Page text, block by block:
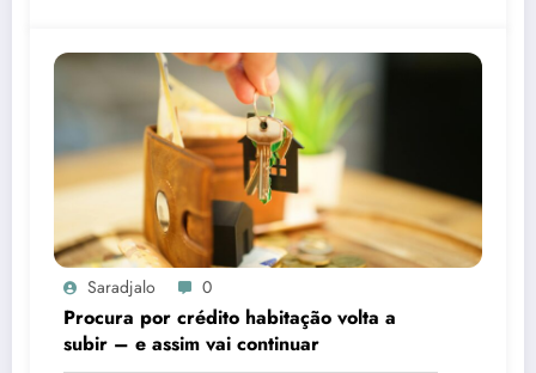
Saradjalo 0
Procura por crédito habitação volta a
subir – e assim vai continuar